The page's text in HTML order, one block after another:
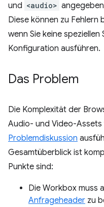
und <audio>
Diese können zu Fehlern
wenn Sie keine
Konfiguration ausführen.
Das Problem
Die Komplexität der
Audio- und Video-Assets
Problemdiskussion
Gesamtüberblick ist
Punkte sind:
Die Workbox muss
Anfrageheader zu